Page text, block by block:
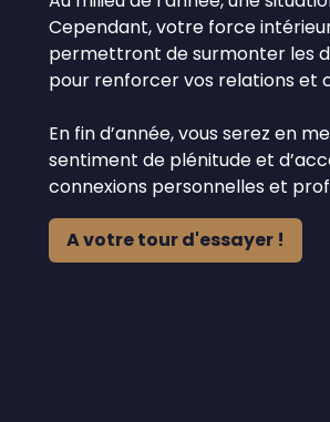
Cependant, votre force
permettront de surmonter les
pour renforcer vos relations et
En fin d’année, vous serez en
sentiment de plénitude et
connexions personnelles et
A votre tour d'essayer !